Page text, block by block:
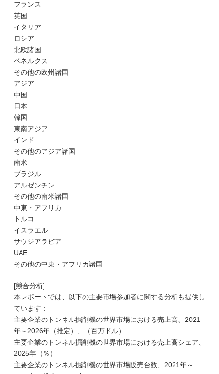
フランス
英国
イタリア
ロシア
北欧諸国
ベネルクス
その他の欧州諸国
アジア
中国
日本
韓国
東南アジア
インド
その他のアジア諸国
南米
ブラジル
アルゼンチン
その他の南米諸国
中東・アフリカ
トルコ
イスラエル
サウジアラビア
UAE
その他の中東・アフリカ諸国
[競合分析]
本レポートでは、以下の主要市場参加者に関する分析も提供し
ています：
主要企業のトンネル掘削機の世界市場における売上高、2021
年～2026年（推定）、（百万ドル）
主要企業のトンネル掘削機の世界市場における売上高シェア、
2025年（％）
主要企業のトンネル掘削機の世界市場販売台数、2021年～